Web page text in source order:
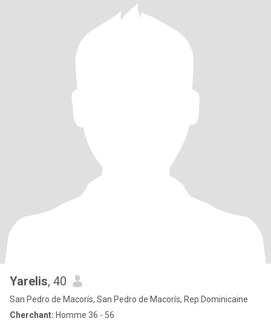
Yarelis, 40
San Pedro de Macorís, San Pedro de Macorís, Rep.Dominicaine
Cherchant: Homme 36 - 56